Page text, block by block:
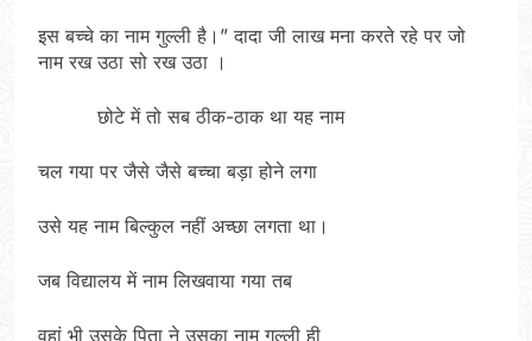
इस बच्चे का नाम गुल्ली है।” दादा जी लाख मना करते रहे पर जो
नाम रख उठा सो रख उठा ।
छोटे में तो सब ठीक-ठाक था यह नाम
चल गया पर जैसे जैसे बच्चा बड़ा होने लगा
उसे यह नाम बिल्कुल नहीं अच्छा लगता था।
जब विद्यालय में नाम लिखवाया गया तब
वहां भी उसके पिता ने उसका नाम गुल्ली ही